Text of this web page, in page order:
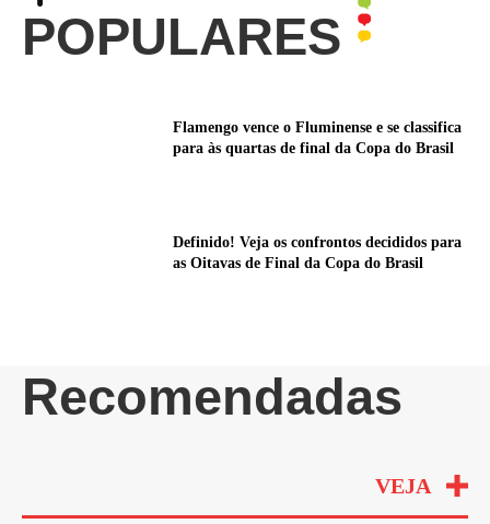
POPULARES
Flamengo vence o Fluminense e se classifica
para às quartas de final da Copa do Brasil
Definido! Veja os confrontos decididos para
as Oitavas de Final da Copa do Brasil
Recomendadas
VEJA